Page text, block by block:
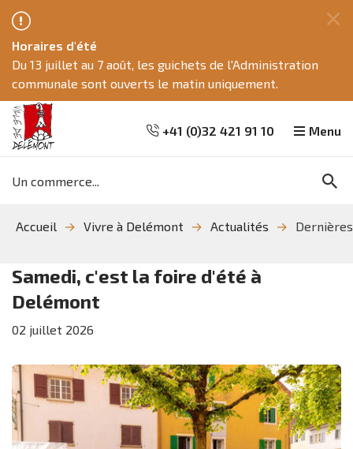
recherche
navigation
Horaires d'été
Du 13 juillet au 7 août, les guichets de l'Administration
communale sont ouverts le matin uniquement.
+41 (0)32 421 91 10
clés
Menu
Accueil Vivre à Delémont Actualités
Samedi, c'est la foire d'été à
Delémont
02 juillet 2026